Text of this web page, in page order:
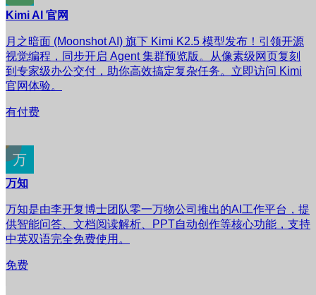
Kimi AI 官网
月之暗面 (Moonshot AI) 旗下 Kimi K2.5 模型发布！引领开源
视觉编程，同步开启 Agent 集群预览版。从像素级网页复刻
到专家级办公交付，助你高效搞定复杂任务。立即访问 Kimi
官网体验。
有付费
万知
万知是由李开复博士团队零一万物公司推出的AI工作平台，提
供智能问答、文档阅读解析、PPT自动创作等核心功能，支持
中英双语完全免费使用。
免费